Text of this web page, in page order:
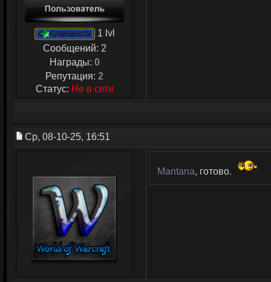
1 lvl
Сообщений: 2
Награды: 0
Репутация: 2
Статус: Не в сети
Ср, 08-10-25, 16:51
Mantana, готово.